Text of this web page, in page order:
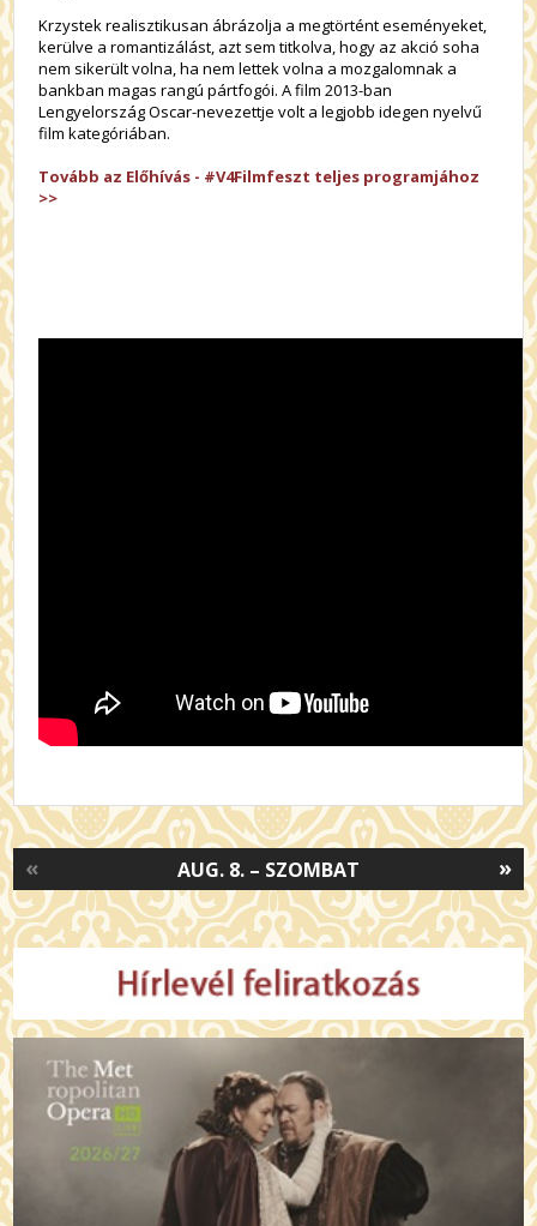
Krzystek realisztikusan ábrázolja a megtörtént eseményeket,
kerülve a romantizálást, azt sem titkolva, hogy az akció soha
nem sikerült volna, ha nem lettek volna a mozgalomnak a
bankban magas rangú pártfogói. A film 2013-ban
Lengyelország Oscar-nevezettje volt a legjobb idegen nyelvű
film kategóriában.
Tovább az Előhívás - #V4Filmfeszt teljes programjához
>>
»
AUG. 8. – SZOMBAT
«